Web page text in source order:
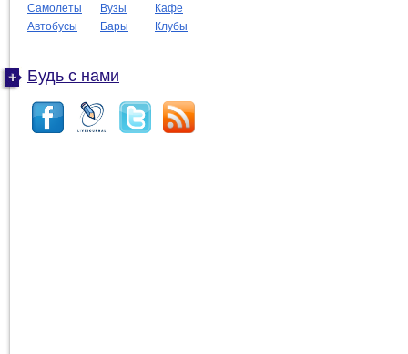
Самолеты
Вузы
Кафе
Автобусы
Бары Клубы
Будь с нами